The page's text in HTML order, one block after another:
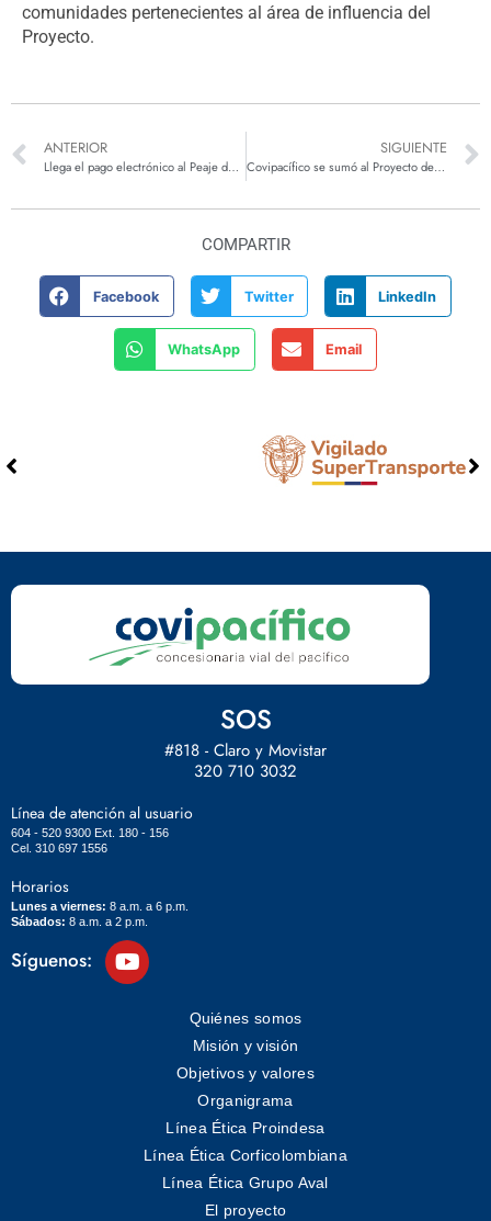
comunidades pertenecientes al área de influencia del
Proyecto.
ANTERIOR
Llega el pago electrónico al Peaje de Amagá
SIGUIENTE
Covipacífico se sumó al Proyecto de modernización de alumbrado público en La Estrella
COMPARTIR
Facebook Twitter LinkedIn
WhatsApp Email
SOS
#818 - Claro y Movistar
320 710 3032
Línea de atención al usuario
604 - 520 9300 Ext. 180 - 156
Cel. 310 697 1556
Horarios
Lunes a viernes: 8 a.m. a 6 p.m.
Sábados: 8 a.m. a 2 p.m.
Síguenos:
Quiénes somos
Misión y visión
Objetivos y valores
Organigrama
Línea Ética Proindesa
Línea Ética Corficolombiana
Línea Ética Grupo Aval
El proyecto